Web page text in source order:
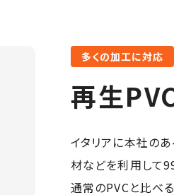
多くの加工に対応
再生
イタリアに本社の
材などを利用して
通常のPVCと比べ